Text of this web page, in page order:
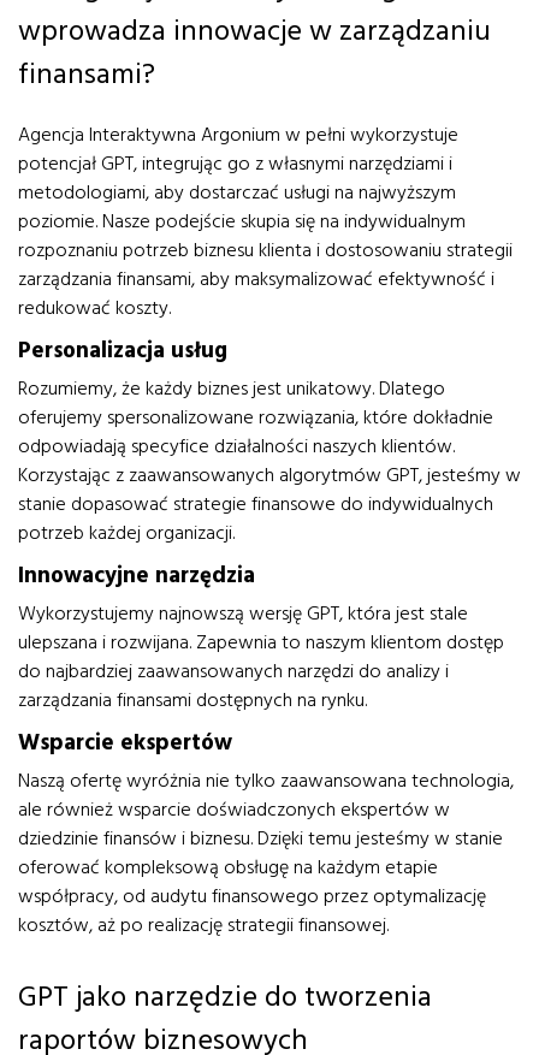
wprowadza innowacje w zarządzaniu
finansami?
Agencja Interaktywna Argonium w pełni wykorzystuje
potencjał GPT, integrując go z własnymi narzędziami i
metodologiami, aby dostarczać usługi na najwyższym
poziomie. Nasze podejście skupia się na indywidualnym
rozpoznaniu potrzeb biznesu klienta i dostosowaniu strategii
zarządzania finansami, aby maksymalizować efektywność i
redukować koszty.
Personalizacja usług
Rozumiemy, że każdy biznes jest unikatowy. Dlatego
oferujemy spersonalizowane rozwiązania, które dokładnie
odpowiadają specyfice działalności naszych klientów.
Korzystając z zaawansowanych algorytmów GPT, jesteśmy w
stanie dopasować strategie finansowe do indywidualnych
potrzeb każdej organizacji.
Innowacyjne narzędzia
Wykorzystujemy najnowszą wersję GPT, która jest stale
ulepszana i rozwijana. Zapewnia to naszym klientom dostęp
do najbardziej zaawansowanych narzędzi do analizy i
zarządzania finansami dostępnych na rynku.
Wsparcie ekspertów
Naszą ofertę wyróżnia nie tylko zaawansowana technologia,
ale również wsparcie doświadczonych ekspertów w
dziedzinie finansów i biznesu. Dzięki temu jesteśmy w stanie
oferować kompleksową obsługę na każdym etapie
współpracy, od audytu finansowego przez optymalizację
kosztów, aż po realizację strategii finansowej.
GPT jako narzędzie do tworzenia
raportów biznesowych